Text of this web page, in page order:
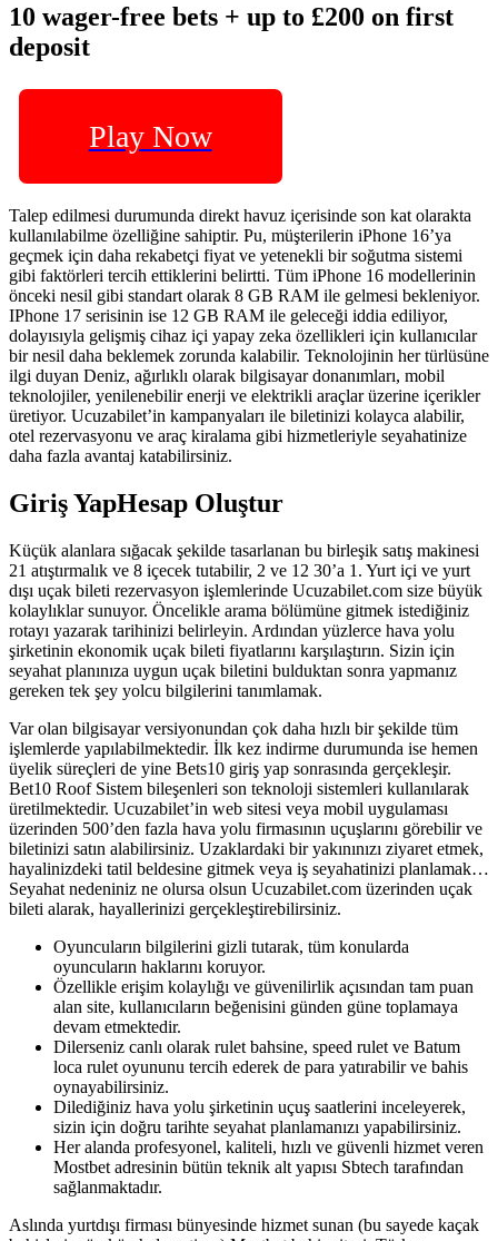
10 wager-free bets + up to £200 on first
deposit
Play Now
Talep edilmesi durumunda direkt havuz içerisinde son kat olarakta
kullanılabilme özelliğine sahiptir. Pu, müşterilerin iPhone 16’ya
geçmek için daha rekabetçi fiyat ve yetenekli bir soğutma sistemi
gibi faktörleri tercih ettiklerini belirtti. Tüm iPhone 16 modellerinin
önceki nesil gibi standart olarak 8 GB RAM ile gelmesi bekleniyor.
IPhone 17 serisinin ise 12 GB RAM ile geleceği iddia ediliyor,
dolayısıyla gelişmiş cihaz içi yapay zeka özellikleri için kullanıcılar
bir nesil daha beklemek zorunda kalabilir. Teknolojinin her türlüsüne
ilgi duyan Deniz, ağırlıklı olarak bilgisayar donanımları, mobil
teknolojiler, yenilenebilir enerji ve elektrikli araçlar üzerine içerikler
üretiyor. Ucuzabilet’in kampanyaları ile biletinizi kolayca alabilir,
otel rezervasyonu ve araç kiralama gibi hizmetleriyle seyahatinize
daha fazla avantaj katabilirsiniz.
Giriş YapHesap Oluştur
Küçük alanlara sığacak şekilde tasarlanan bu birleşik satış makinesi
21 atıştırmalık ve 8 içecek tutabilir, 2 ve 12 30’a 1. Yurt içi ve yurt
dışı uçak bileti rezervasyon işlemlerinde Ucuzabilet.com size büyük
kolaylıklar sunuyor. Öncelikle arama bölümüne gitmek istediğiniz
rotayı yazarak tarihinizi belirleyin. Ardından yüzlerce hava yolu
şirketinin ekonomik uçak bileti fiyatlarını karşılaştırın. Sizin için
seyahat planınıza uygun uçak biletini bulduktan sonra yapmanız
gereken tek şey yolcu bilgilerini tanımlamak.
Var olan bilgisayar versiyonundan çok daha hızlı bir şekilde tüm
işlemlerde yapılabilmektedir. İlk kez indirme durumunda ise hemen
üyelik süreçleri de yine Bets10 giriş yap sonrasında gerçekleşir.
Bet10 Roof Sistem bileşenleri son teknoloji sistemleri kullanılarak
üretilmektedir. Ucuzabilet’in web sitesi veya mobil uygulaması
üzerinden 500’den fazla hava yolu firmasının uçuşlarını görebilir ve
biletinizi satın alabilirsiniz. Uzaklardaki bir yakınınızı ziyaret etmek,
hayalinizdeki tatil beldesine gitmek veya iş seyahatinizi planlamak…
Seyahat nedeniniz ne olursa olsun Ucuzabilet.com üzerinden uçak
bileti alarak, hayallerinizi gerçekleştirebilirsiniz.
Oyuncuların bilgilerini gizli tutarak, tüm konularda
oyuncuların haklarını koruyor.
Özellikle erişim kolaylığı ve güvenilirlik açısından tam puan
alan site, kullanıcıların beğenisini günden güne toplamaya
devam etmektedir.
Dilerseniz canlı olarak rulet bahsine, speed rulet ve Batum
loca rulet oyununu tercih ederek de para yatırabilir ve bahis
oynayabilirsiniz.
Dilediğiniz hava yolu şirketinin uçuş saatlerini inceleyerek,
sizin için doğru tarihte seyahat planlamanızı yapabilirsiniz.
Her alanda profesyonel, kaliteli, hızlı ve güvenli hizmet veren
Mostbet adresinin bütün teknik alt yapısı Sbtech tarafından
sağlanmaktadır.
Aslında yurtdışı firması bünyesinde hizmet sunan (bu sayede kaçak